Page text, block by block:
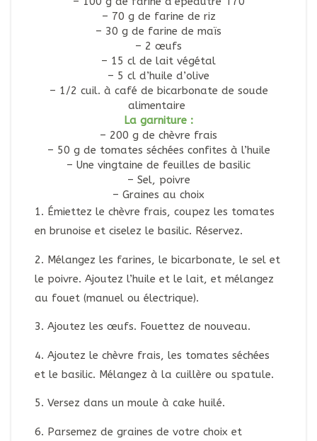
– 70 g de farine de riz
– 30 g de farine de maïs
– 2 œufs
– 15 cl de lait végétal
– 5 cl d’huile d’olive
– 1/2 cuil. à café de bicarbonate de soude
alimentaire
La garniture :
– 200 g de chèvre frais
– 50 g de tomates séchées confites à l’huile
– Une vingtaine de feuilles de basilic
– Sel, poivre
– Graines au choix
1. Émiettez le chèvre frais, coupez les tomates
en brunoise et ciselez le basilic. Réservez.
2. Mélangez les farines, le bicarbonate, le sel et
le poivre. Ajoutez l’huile et le lait, et mélangez
au fouet (manuel ou électrique).
3. Ajoutez les œufs. Fouettez de nouveau.
4. Ajoutez le chèvre frais, les tomates séchées
et le basilic. Mélangez à la cuillère ou spatule.
5. Versez dans un moule à cake huilé.
6. Parsemez de graines de votre choix et